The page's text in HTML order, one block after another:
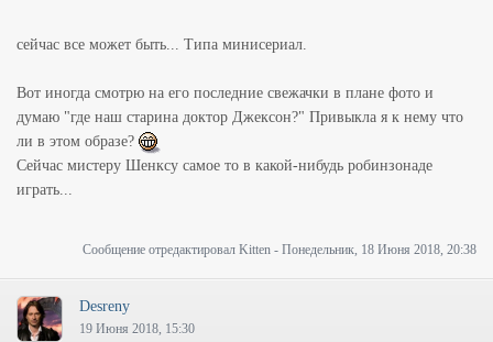
сейчас все может быть... Типа минисериал.
Вот иногда смотрю на его последние свежачки в плане фото и
думаю "где наш старина доктор Джексон?" Привыкла я к нему что
ли в этом образе?
Сейчас мистеру Шенксу самое то в какой-нибудь робинзонаде
играть...
Сообщение отредактировал Kitten - Понедельник, 18 Июня 2018, 20:38
Desreny
19 Июня 2018, 15:30